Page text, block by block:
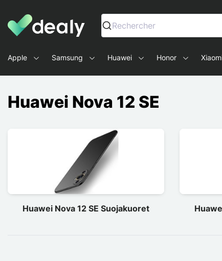
Dealy - Kotelot ja tarvikkeet älypuhelimille ja tableteille
Rechercher
Apple Samsung Huawei Honor
Huawei Nova 12 SE
Huawei Nova 12 SE Suojakuoret